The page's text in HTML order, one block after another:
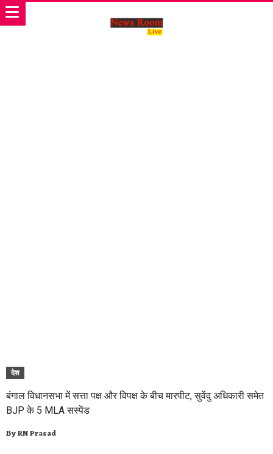
देश
बंगाल विधानसभा में सत्ता पक्ष और विपक्ष के बीच मारपीट, सुवेंदु अधिकारी समेत
BJP के 5 MLA सस्पेंड
ByRN Prasad